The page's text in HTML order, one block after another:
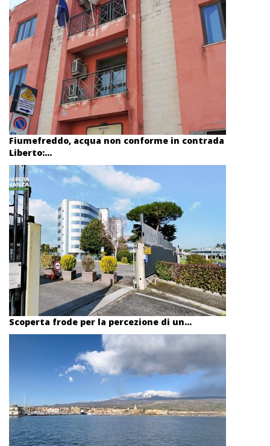
Fiumefreddo, acqua non conforme in contrada
Liberto:...
Scoperta frode per la percezione di un...